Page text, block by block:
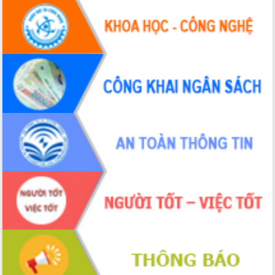
hiện nhiệm vụ quản lý tài sản công
hàng tuần
Tháo gỡ những vướng mắc, đẩy mạnh
công tác cải cách thủ tục hành chính
tại Trung tâm Phục vụ hành chính
công tỉnh
Đắk Lắk: Tôn vinh 46 giải pháp tại Hội
thi Sáng tạo Kỹ thuật 2024 - 2025
Đắk Lắk rà soát, điều chỉnh Đề án 190
về phát triển nuôi trồng thủy sản
Phó Chủ tịch UBND tỉnh Đắk Lắk
Trương Công Thái kiểm tra thực địa
Dự án cao tốc Khánh Hòa - Buôn Ma
Thuột
Định vị cà phê Việt Nam như một “di
sản sống” trong dòng chảy toàn cầu
Xây dựng nông thôn mới: Nâng cao đời
sống người dân từ những mô hình thiết
thực
Quyết liệt tháo gỡ vướng mắc, đẩy